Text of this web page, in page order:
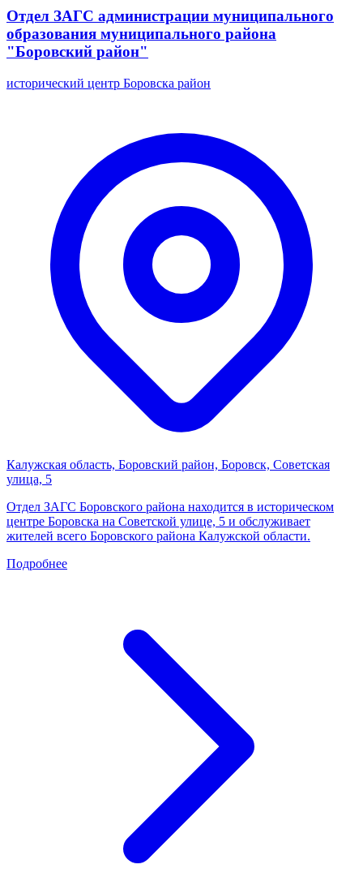
Отдел ЗАГС администрации муниципального
образования муниципального района
"Боровский район"
исторический центр Боровска район
Калужская область, Боровский район, Боровск, Советская
улица, 5
Отдел ЗАГС Боровского района находится в историческом
центре Боровска на Советской улице, 5 и обслуживает
жителей всего Боровского района Калужской области.
Подробнее